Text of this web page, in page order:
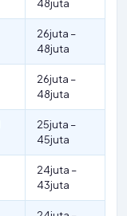
48juta
26juta –
48juta
26juta –
48juta
25juta –
45juta
24juta –
43juta